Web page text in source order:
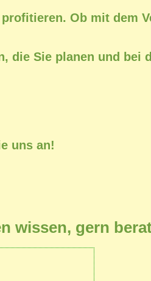
Ob mit dem
die Sie planen und bei
uns an!
wissen, gern